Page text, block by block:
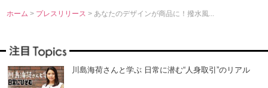
ホーム > プレスリリース> あなたのデザインが商品に！撥水風...
川島海荷さんと学ぶ 日常に潜む“人身取引”のリアル